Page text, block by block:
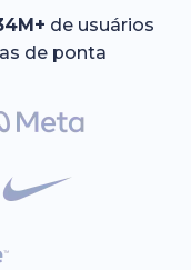
de usuários
de ponta